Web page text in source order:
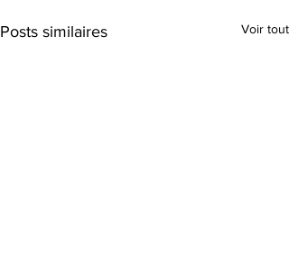
Posts similaires Voir tout